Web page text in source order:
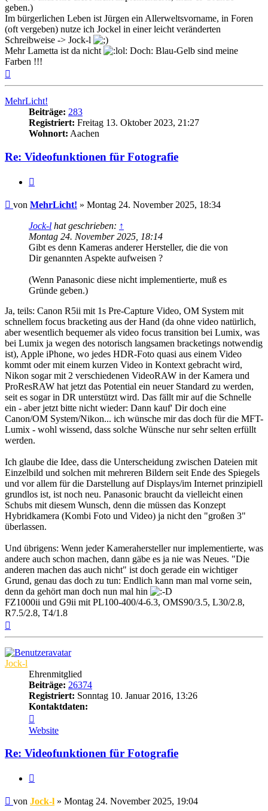
geben.)
Im bürgerlichen Leben ist Jürgen ein Allerweltsvorname, in Foren
(oft vergeben) nutze ich Jockel in einer leicht veränderten
Schreibweise -> Jock-l
Mehr Lametta ist da nicht
Doch: Blau-Gelb sind meine
Farben !!!
MehrLicht!
Beiträge: 283
Registriert: Freitag 13. Oktober 2023, 21:27
Wohnort: Aachen
Re: Videofunktionen für Fotografie
Beitrag
von MehrLicht! » Montag 24. November 2025, 18:34
Jock-l hat geschrieben: ↑
Montag 24. November 2025, 18:14
Gibt es denn Kameras anderer Hersteller, die die von
Dir genannten Aspekte aufweisen ?
(Wenn Panasonic diese nicht implementierte, muß es
Gründe geben.)
Ja, teils: Canon R5ii mit 1s Pre-Capture Video, OM System mit
schnellem focus bracketing aus der Hand (da ohne video natürlich,
aber wesentlich bequemer als video focus transition bei Lumix, was
bei Lumix ja wegen des notorisch langsamen bracketings notwendig
ist), Apple iPhone, wo jedes HDR-Foto quasi aus einem Video
kommt oder mit einem kurzen Video in Kontext gebracht wird,
Nikon sogar mit 2 verschiedenen VideoRAW in der Kamera und
ProResRAW hat jetzt das Potential ein neuer Standard zu werden,
seit es sogar in DR unterstützt wird. Das fällt mir auf die Schnelle
ein - aber jetzt bitte nicht wieder: Dann kauf' Dir doch eine
Canon/OM System/Nikon... ich wünsche mir das doch für die MFT-
Lumix - wohl wissend, dass solche Wünsche nur sehr selten erfüllt
werden.
Ich glaube die Idee, dass die Unterscheidung zwischen Dateien mit
Einzelbild und solchen mit mehreren Bildern seit Ende des Spiegels
und vor allem für die Darstellung auf Displays/im Internet prinzipiell
grundlos ist, ist noch neu. Panasonic braucht da vielleicht einen
Schubs mit diesem Wunsch, denn die müssen das Konzept
Hybridkamera (Kombi Foto und Video) ja nicht den "großen 3"
überlassen.
Und übrigens: Wenn jeder Kamerahersteller nur implementierte, was
andere auch schon machen, dann gäbe es ja nie was Neues. "Die
anderen machen das auch nicht" ist doch gerade ein wichtiger
Grund, genau das doch zu tun: Endlich kann man mal vorne sein,
denn da gehört man doch nun mal hin
FZ1000ii und G9ii mit PL100-400/4-6.3, OMS90/3.5, L30/2.8,
R7.5/2.8, T4/1.8
Jock-l
Ehrenmitglied
Beiträge: 26374
Registriert: Sonntag 10. Januar 2016, 13:26
Kontaktdaten:
von
Jock-
l
Website
Re: Videofunktionen für Fotografie
Beitrag
von Jock-l » Montag 24. November 2025, 19:04